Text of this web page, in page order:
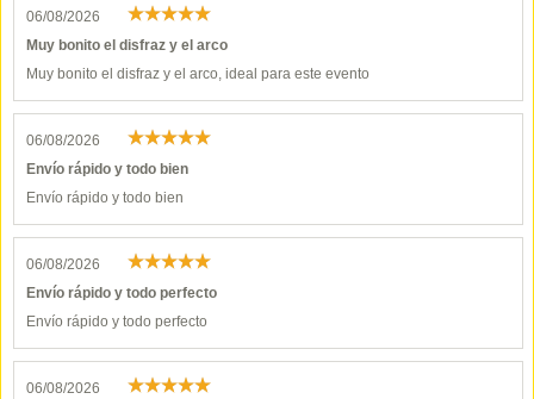
06/08/2026
Muy bonito el disfraz y el arco
Muy bonito el disfraz y el arco, ideal para este evento
06/08/2026
Envío rápido y todo bien
Envío rápido y todo bien
06/08/2026
Envío rápido y todo perfecto
Envío rápido y todo perfecto
06/08/2026